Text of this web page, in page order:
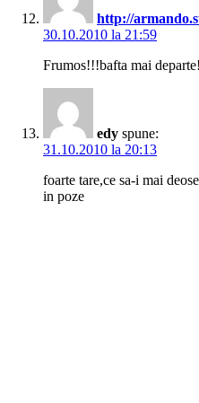
http://
30.10.2010 la 21:59
Frumos!!!bafta mai
edy spune:
31.10.2010 la 20:13
foarte tare,ce sa-i mai
in poze